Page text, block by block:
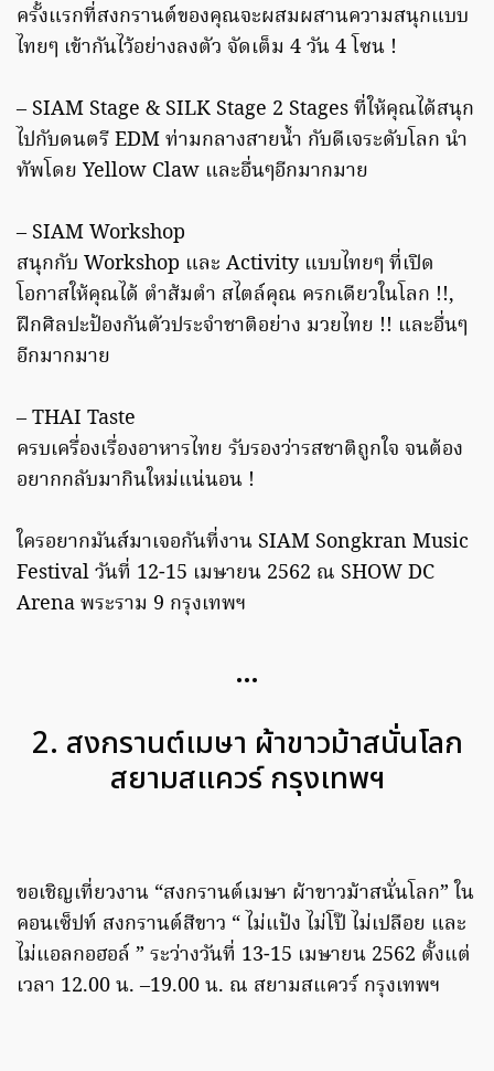
ครั้งแรกที่สงกรานต์ของคุณจะผสมผสานความสนุกแบบ
ไทยๆ เข้ากันไว้อย่างลงตัว จัดเต็ม 4 วัน 4 โซน !
– SIAM Stage & SILK Stage 2 Stages ที่ให้คุณได้สนุก
ไปกับดนตรี EDM ท่ามกลางสายน้ำ กับดีเจระดับโลก นำ
ทัพโดย Yellow Claw และอื่นๆอีกมากมาย
– SIAM Workshop
สนุกกับ Workshop และ Activity แบบไทยๆ ที่เปิด
โอกาสให้คุณได้ ตำส้มตำ สไตล์คุณ ครกเดียวในโลก !!,
ฝึกศิลปะป้องกันตัวประจำชาติอย่าง มวยไทย !! และอื่นๆ
อีกมากมาย
– THAI Taste
ครบเครื่องเรื่องอาหารไทย รับรองว่ารสชาติถูกใจ จนต้อง
อยากกลับมากินใหม่แน่นอน !
ใครอยากมันส์มาเจอกันที่งาน SIAM Songkran Music
Festival วันที่ 12-15 เมษายน 2562 ณ SHOW DC
Arena พระราม 9 กรุงเทพฯ
…
2. สงกรานต์เมษา ผ้าขาวม้าสนั่นโลก
สยามสแควร์ กรุงเทพฯ
ขอเชิญเที่ยวงาน “สงกรานต์เมษา ผ้าขาวม้าสนั่นโลก” ใน
คอนเซ็ปท์ สงกรานต์สีขาว “ ไม่แป้ง ไม่โป๊ ไม่เปลือย และ
ไม่แอลกอฮอล์ ” ระว่างวันที่ 13-15 เมษายน 2562 ตั้งแต่
เวลา 12.00 น. –19.00 น. ณ สยามสแควร์ กรุงเทพฯ